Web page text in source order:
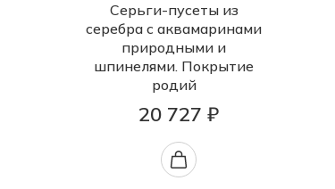
Серьги-пусеты из
серебра с аквамаринами
природными и
шпинелями. Покрытие
родий
20 727 ₽